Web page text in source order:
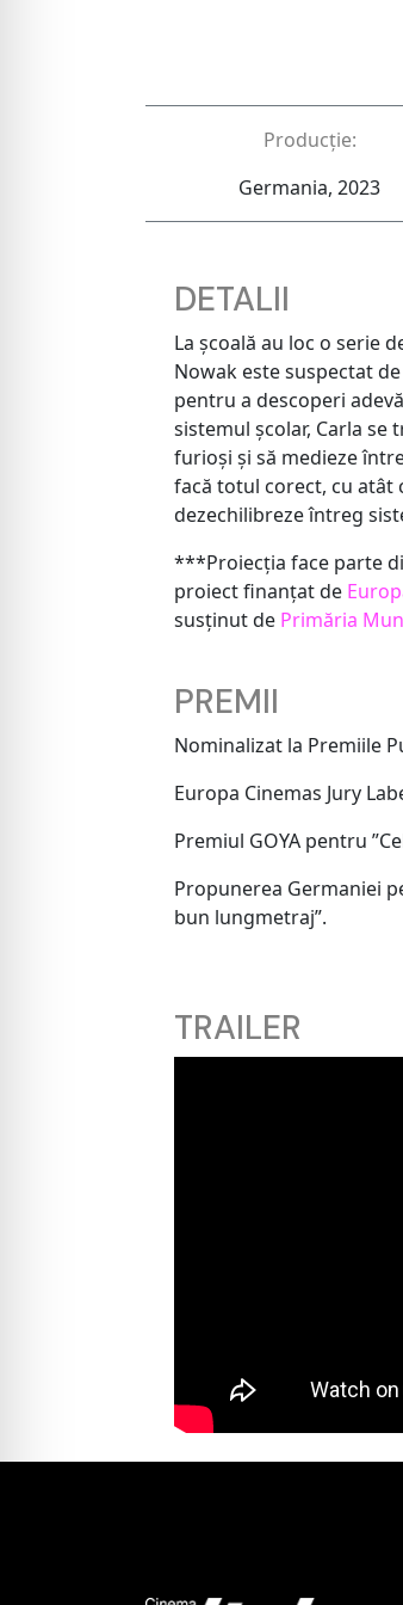
Producție:
Germania, 2023
DETALII
La școală au loc o serie
Nowak este suspectat
pentru a descoperi
sistemul școlar, Carla
furioși și să medieze
facă totul corect, cu atât
dezechilibreze întreg
***Proiecția face parte
proiect finanțat de
susținut de Primăria
PREMII
Nominalizat la Premiile
Europa Cinemas Jury
Premiul GOYA pentru
Propunerea Germaniei
bun lungmetraj”.
TRAILER